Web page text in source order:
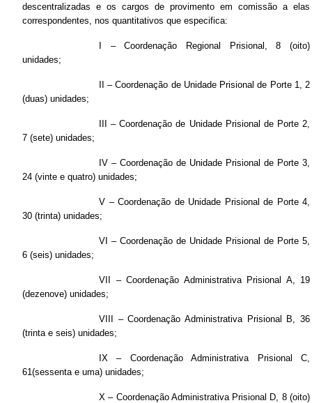
descentralizadas e os cargos de provimento em comissão a elas
correspondentes, nos quantitativos que especifica:
I – Coordenação Regional Prisional, 8 (oito)
unidades;
II – Coordenação de Unidade Prisional de Porte 1, 2
(duas) unidades;
III – Coordenação de Unidade Prisional de Porte 2,
7 (sete) unidades;
IV – Coordenação de Unidade Prisional de Porte 3,
24 (vinte e quatro) unidades;
V – Coordenação de Unidade Prisional de Porte 4,
30 (trinta) unidades;
VI – Coordenação de Unidade Prisional de Porte 5,
6 (seis) unidades;
VII – Coordenação Administrativa Prisional A, 19
(dezenove) unidades;
VIII – Coordenação Administrativa Prisional B, 36
(trinta e seis) unidades;
IX – Coordenação Administrativa Prisional C,
61(sessenta e uma) unidades;
X – Coordenação Administrativa Prisional D, 8 (oito)